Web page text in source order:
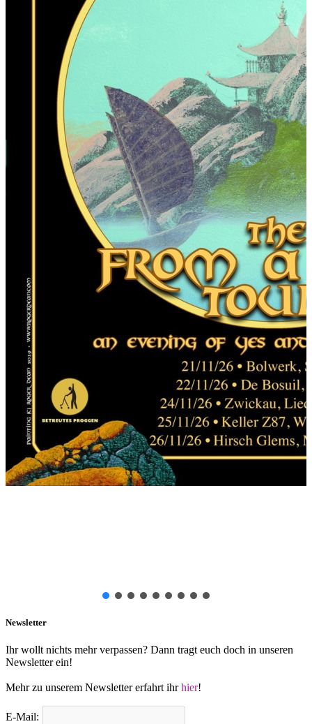
Newsletter
Ihr wollt nichts mehr verpassen? Dann tragt euch doch in unseren
Newsletter ein!
Mehr zu unserem Newsletter erfahrt ihrhier!
E-Mail: